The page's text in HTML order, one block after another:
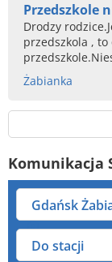
Przedszkole
Drodzy
przedszkola ,
jak...
Żabianka
Komunikacja